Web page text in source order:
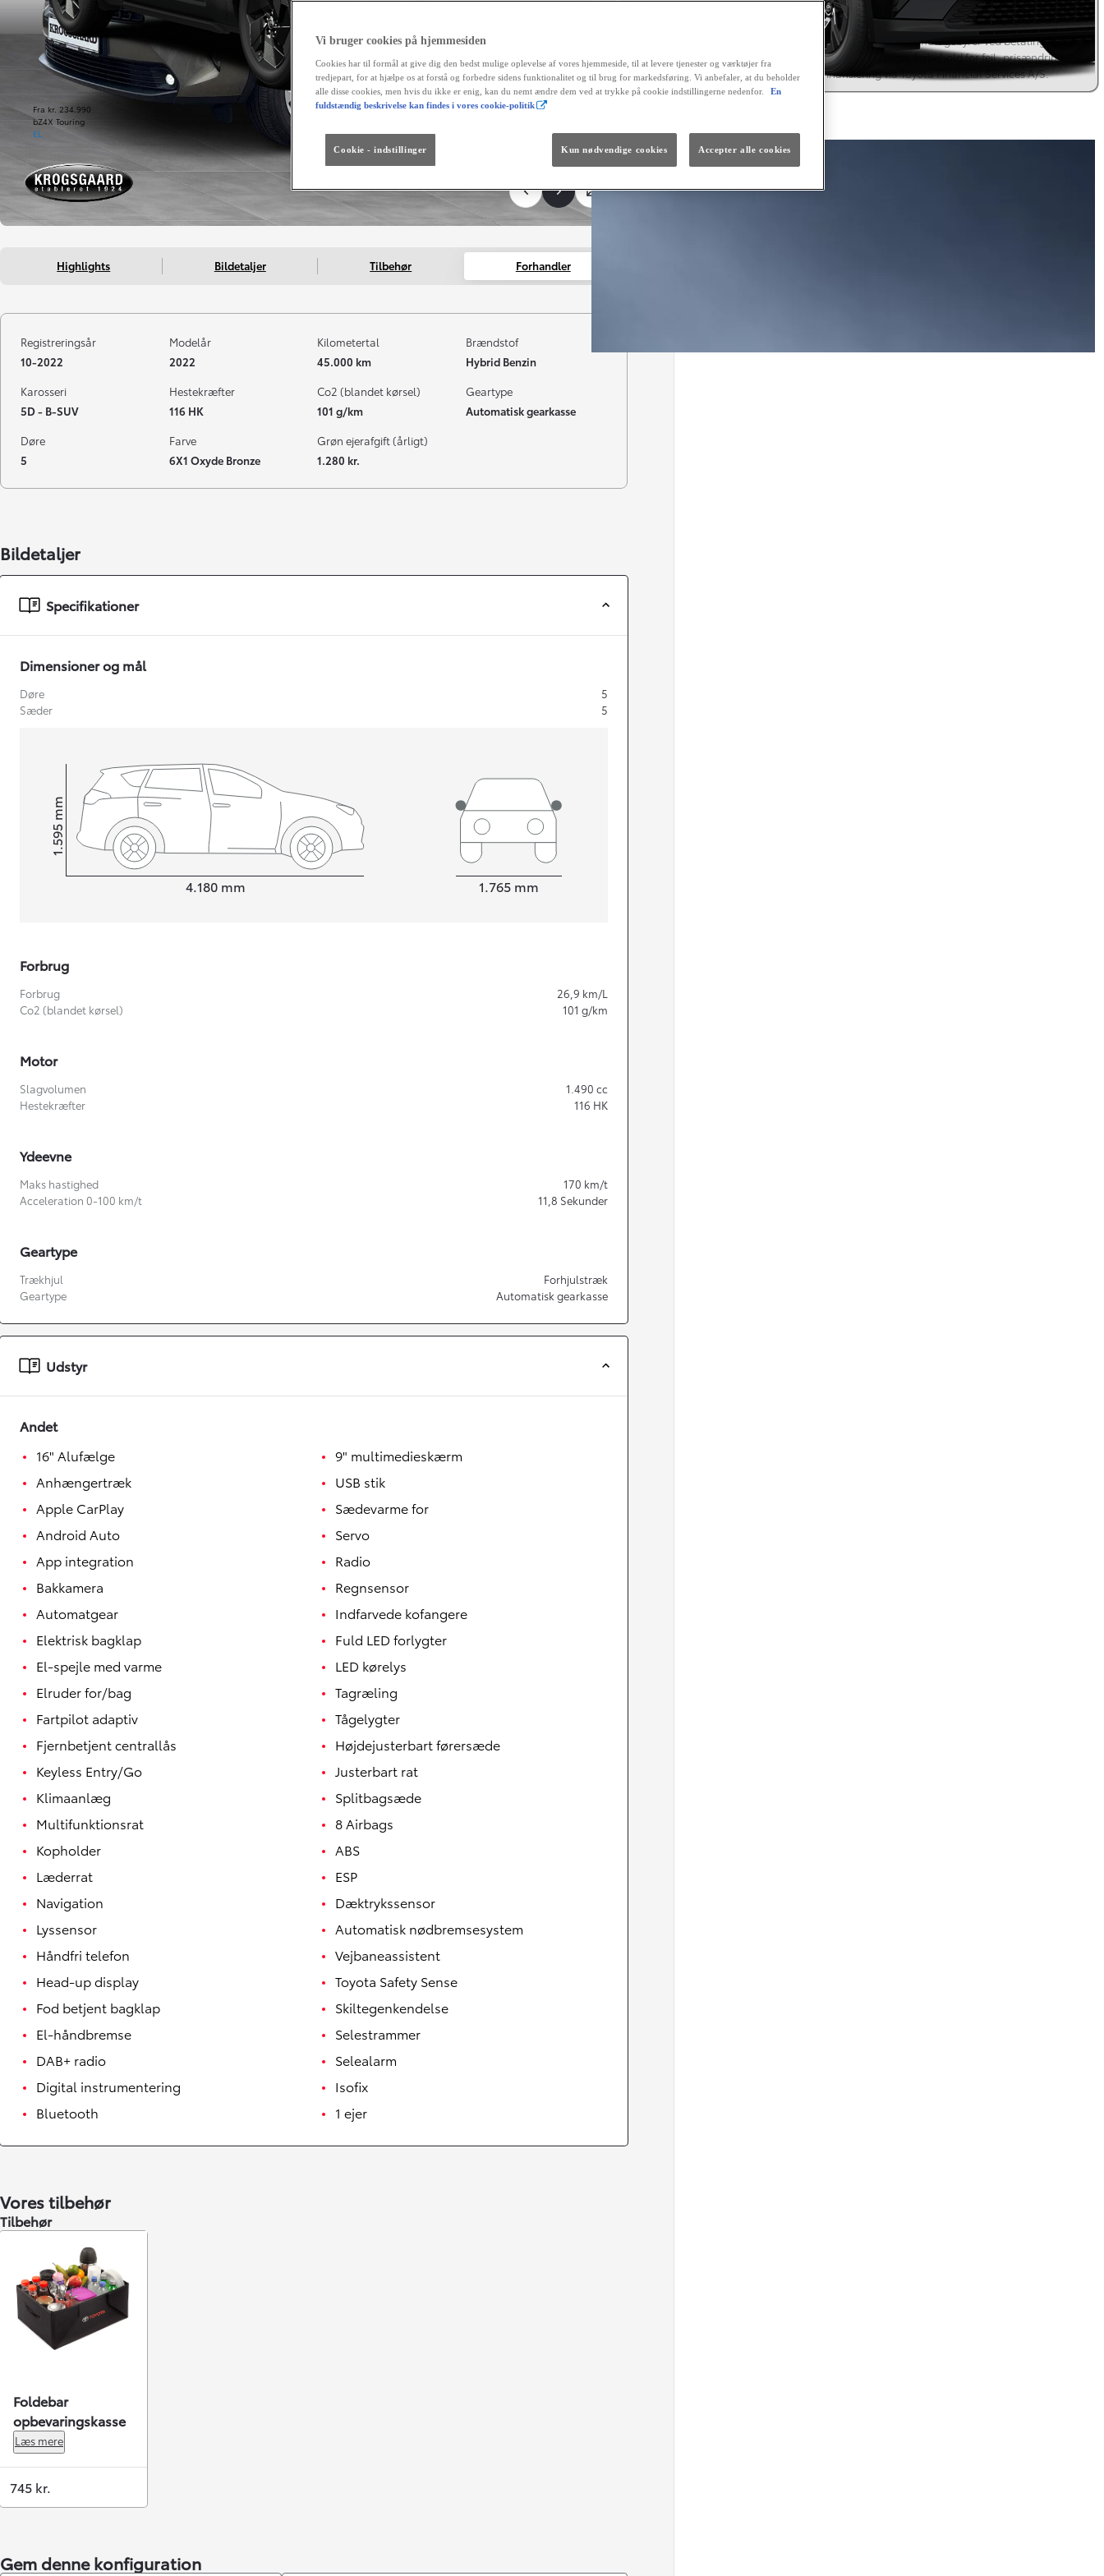
Fra kr. 234.990
bZ4X Touring
EL
Fra kr. 349.990
The soul lives on.
Yaris
HYBRID
alt tilbagebetales kr. 231.588,48. Positiv kreditgodkendelse og ingen
registrering hos RKI forudsættes. Kaskoforsikring er obligatorisk. Der er
fortrydelsesret på lånet. Ingen løbende mdl. gebyrer ved betaling via en
automatisk betalingstjeneste. Vi tager forbehold for fejl, prisændringer
og renteforhøjelser. Finansiering via Toyota Financial Services A/S.
Månedlig finansiering
Highlights Bildetaljer Tilbehør Forhandler
Registreringsår
10-2022
Modelår
2022
Kilometertal
45.000 km
Brændstof
Hybrid Benzin
Karosseri
5D - B-SUV
Hestekræfter
116 HK
Co2 (blandet kørsel)
101 g/km
Geartype
Automatisk gearkasse
Døre
5
Farve
6X1 Oxyde Bronze
Grøn ejerafgift (årligt)
1.280 kr.
Bildetaljer
Specifikationer
Dimensioner og mål
Døre
5
Sæder
5
4.180 mm
Højt1.595
mm
1.765 mm
Forbrug
Forbrug 26,9 km/L
Co2 (blandet kørsel)
101 g/km
Motor
Slagvolumen 1.490 cc
Hestekræfter
116 HK
Ydeevne
Maks hastighed 170 km/t
Acceleration 0-100 km/t
11,8 Sekunder
Geartype
Trækhjul
Forhjulstræk
Geartype
Automatisk gearkasse
Udstyr
Andet
16" Alufælge
Anhængertræk
Apple CarPlay
Android Auto
App integration
Bakkamera
Automatgear
Elektrisk bagklap
El-spejle med varme
Elruder for/bag
Fartpilot adaptiv
Fjernbetjent centrallås
Keyless Entry/Go
Klimaanlæg
Multifunktionsrat
Kopholder
Læderrat
Navigation
Lyssensor
Håndfri telefon
Head-up display
Fod betjent bagklap
El-håndbremse
DAB+ radio
Digital instrumentering
Bluetooth
9" multimedieskærm
USB stik
Sædevarme for
Servo
Radio
Regnsensor
Indfarvede kofangere
Fuld LED forlygter
LED kørelys
Tagræling
Tågelygter
Højdejusterbart førersæde
Justerbart rat
Splitbagsæde
8 Airbags
ABS
ESP
Dæktrykssensor
Automatisk nødbremsesystem
Vejbaneassistent
Toyota Safety Sense
Skiltegenkendelse
Selestrammer
Selealarm
Isofix
1 ejer
Vores tilbehør
Tilbehør
Foldebar
opbevaringskasse
Læs mere
745 kr.
Gem denne konfiguration
Vi bruger cookies på hjemmesiden
Cookies har til formål at give dig den bedst mulige oplevelse af vores hjemmeside, til at levere tjenester og værktøjer fra
tredjepart, for at hjælpe os at forstå og forbedre sidens funktionalitet og til brug for markedsføring. Vi anbefaler, at du beholder
alle disse cookies, men hvis du ikke er enig, kan du nemt ændre dem ved at trykke på cookie indstillingerne nedenfor.
En
fuldstændig beskrivelse kan findes i vores cookie-politik
Cookie - indstillinger Kun nødvendige cookies Accepter alle cookies